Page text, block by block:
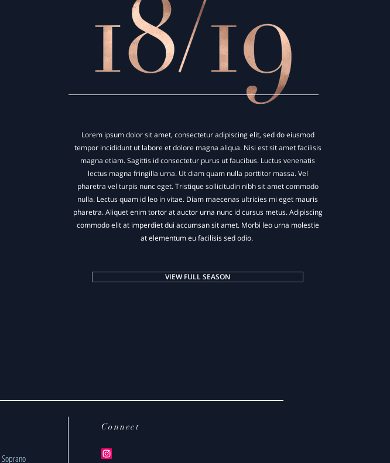
Lorem ipsum dolor sit amet, consectetur adipiscing elit, sed do eiusmod
tempor incididunt ut labore et dolore magna aliqua. Nisi est sit amet facilisis
magna etiam. Sagittis id consectetur purus ut faucibus. Luctus venenatis
lectus magna fringilla urna. Ut diam quam nulla porttitor massa. Vel
pharetra vel turpis nunc eget. Tristique sollicitudin nibh sit amet commodo
nulla. Lectus quam id leo in vitae. Diam maecenas ultricies mi eget mauris
pharetra. Aliquet enim tortor at auctor urna nunc id cursus metus. Adipiscing
commodo elit at imperdiet dui accumsan sit amet. Morbi leo urna molestie
at elementum eu facilisis sed odio.
VIEW FULL SEASON
Connect